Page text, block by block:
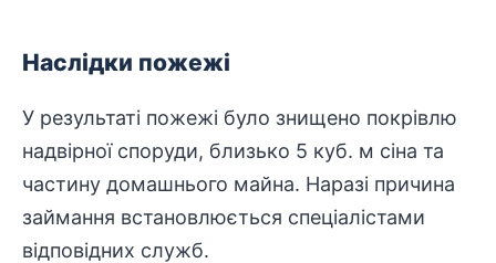
Наслідки пожежі
У результаті пожежі було знищено покрівлю
надвірної споруди, близько 5 куб. м сіна та
частину домашнього майна. Наразі причина
займання встановлюється спеціалістами
відповідних служб.